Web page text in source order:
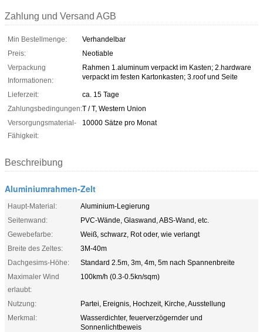
Zahlung und Versand AGB
Min Bestellmenge:
Verhandelbar
Preis:
Neotiable
Verpackung
Informationen:
Rahmen 1.aluminum verpackt im Kasten; 2.hardware
verpackt im festen Kartonkasten; 3.roof und Seite
Lieferzeit:
ca. 15 Tage
Zahlungsbedingungen:T / T, Western Union
Versorgungsmaterial-
Fähigkeit:
10000 Sätze pro Monat
Beschreibung
Aluminiumrahmen-Zelt
Haupt-Material:
Aluminium-Legierung
Seitenwand:
PVC-Wände, Glaswand, ABS-Wand, etc.
Gewebefarbe:
Weiß, schwarz, Rot oder, wie verlangt
Breite des Zeltes:
3M-40m
Dachgesims-Höhe:
Standard 2.5m, 3m, 4m, 5m nach Spannenbreite
Maximaler Wind
erlaubt:
100km/h (0.3-0.5kn/sqm)
Nutzung:
Partei, Ereignis, Hochzeit, Kirche, Ausstellung
Merkmal:
Wasserdichter, feuerverzögernder und
Sonnenlichtbeweis